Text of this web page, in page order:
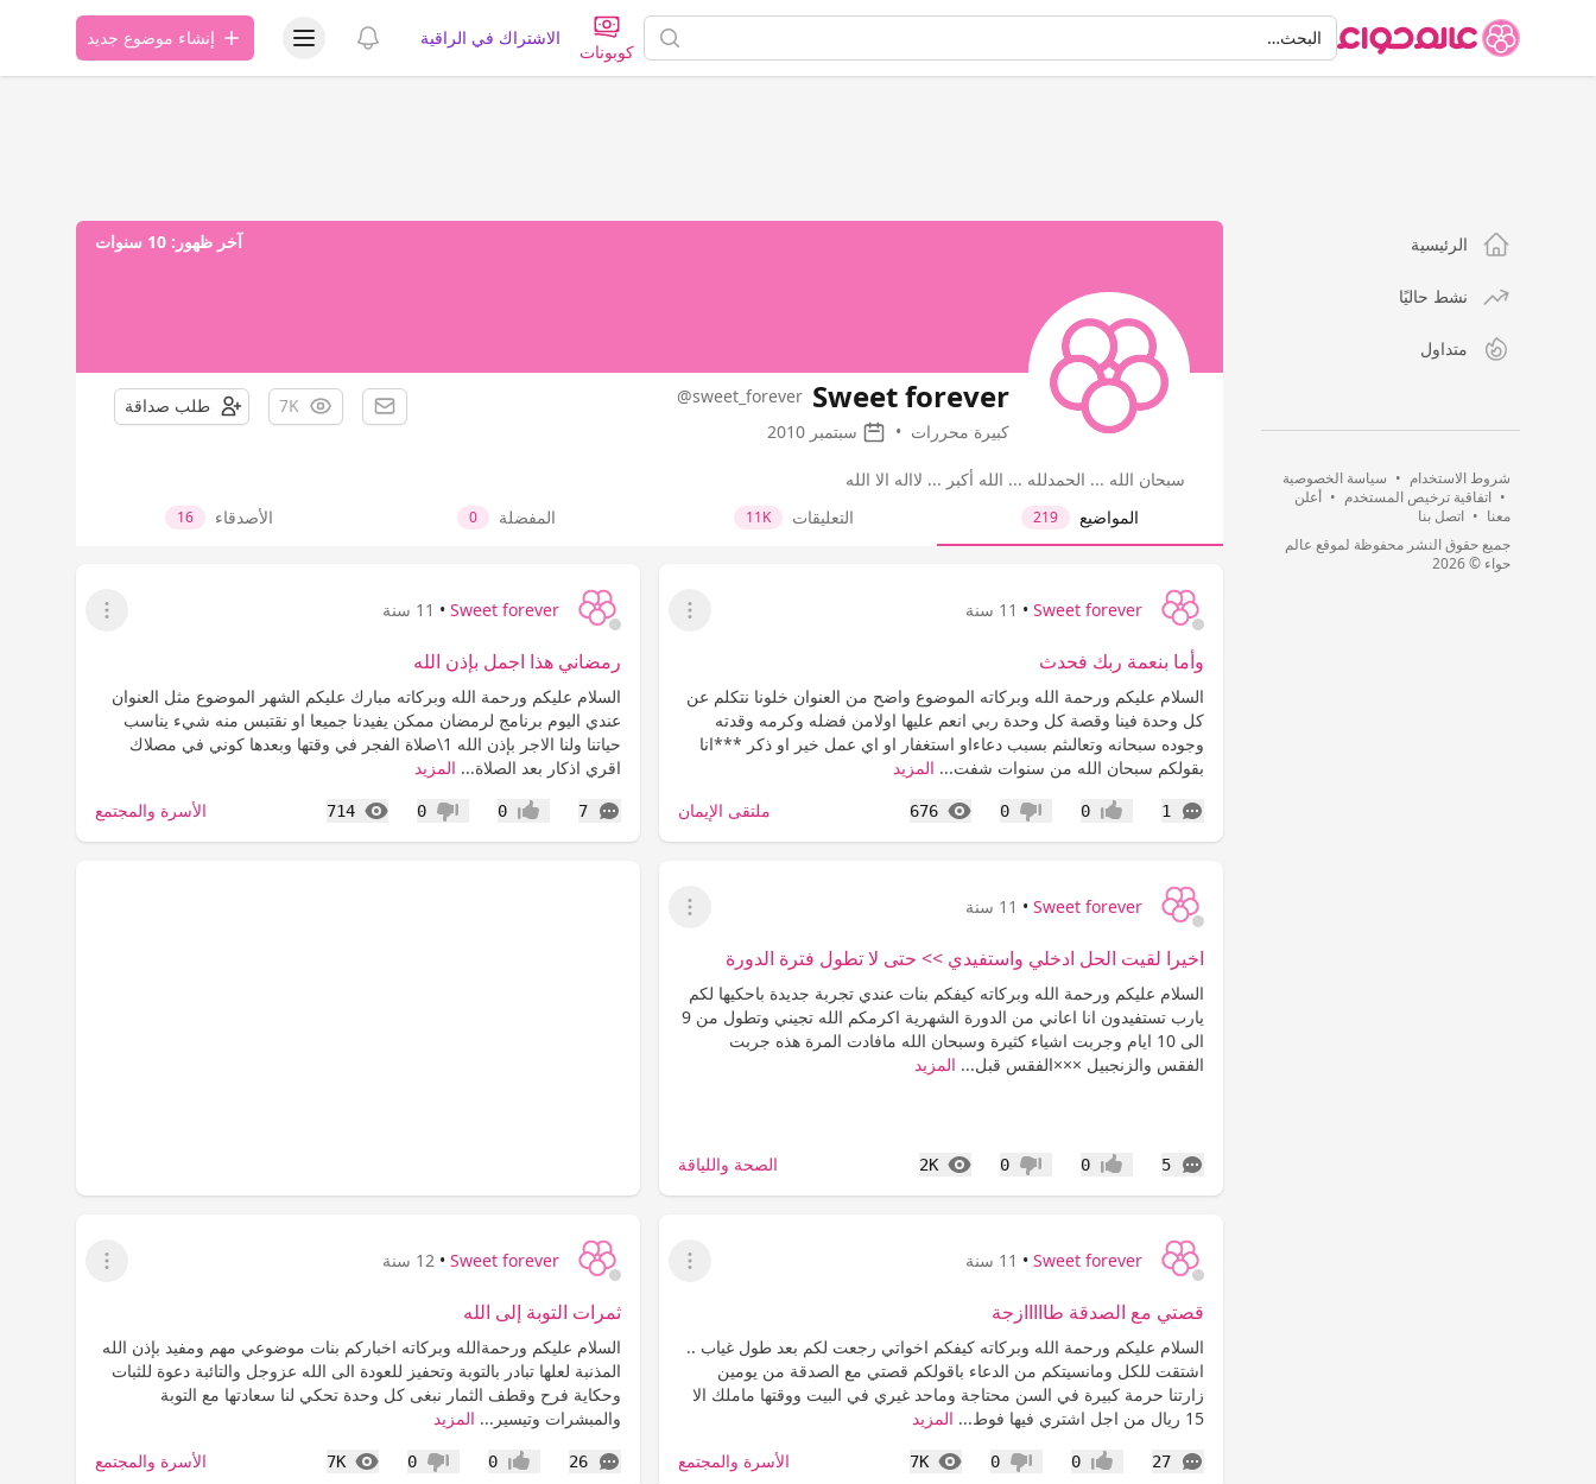
البحثالبحث…
كوبونات
الاشتراك في الراقية عرض الإشعاراتعرض قائمة المستخدمإنشاء موضوع جديد
الرئيسية
نشط حاليًا
متداول
شروط الاستخدام • سياسة الخصوصية
• اتفاقية ترخيص المستخدم • أعلن
معنا • اتصل بنا
جميع حقوق النشر محفوظة لموقع عالم
حواء © 2026
آخر ظهور: 10 سنوات
Sweet forever
@sweet_forever
كبيرة محررات • سبتمبر 2010
7K طلب صداقة
سبحان الله ... الحمدلله ... الله أكبر ... لااله الا الله
المواضيع
219 التعليقات 11K المفضلة 0 الأصدقاء 16
Sweet forever
• 11 سنة
عرض القائمة
وأما بنعمة ربك فحدث
السلام عليكم ورحمة الله وبركاته الموضوع واضح من العنوان خلونا نتكلم عن
كل وحدة فينا وقصة كل وحدة ربي انعم عليها اولامن فضله وكرمه وقدته
وجوده سبحانه وتعالىثم بسبب دعاءاو استغفار او اي عمل خير او ذكر ***انا
بقولكم سبحان الله من سنوات شفت... المزيد
1
التعليقات إعجاب0 عدم إعجاب
0
676
المشاهدات ملتقى الإيمان
Sweet forever
• 11 سنة
عرض القائمة
رمضاني هذا اجمل بإذن الله
السلام عليكم ورحمة الله وبركاته مبارك عليكم الشهر الموضوع مثل العنوان
عندي اليوم برنامج لرمضان ممكن يفيدنا جميعا او نقتبس منه شيء يناسب
حياتنا ولنا الاجر بإذن الله 1\صلاة الفجر في وقتها وبعدها كوني في مصلاك
اقري اذكار بعد الصلاة... المزيد
7
التعليقات إعجاب0 عدم إعجاب
0
714
المشاهدات الأسرة والمجتمع
Sweet forever
• 11 سنة
عرض القائمة
اخيرا لقيت الحل ادخلي واستفيدي >> حتى لا تطول فترة الدورة
السلام عليكم ورحمة الله وبركاته كيفكم بنات عندي تجربة جديدة باحكيها لكم
يارب تستفيدون انا اعاني من الدورة الشهرية اكرمكم الله تجيني وتطول من 9
الى 10 ايام وجربت اشياء كثيرة وسبحان الله مافادت المرة هذه جربت
الفقس والزنجبيل ×××الفقس قبل... المزيد
5
التعليقات إعجاب0 عدم إعجاب
0
2K
المشاهدات الصحة واللياقة
Sweet forever
• 11 سنة
عرض القائمة
قصتي مع الصدقة طااااازجة
السلام عليكم ورحمة الله وبركاته كيفكم اخواتي رجعت لكم بعد طول غياب ..
اشتقت للكل ومانسيتكم من الدعاء باقولكم قصتي مع الصدقة من يومين
زارتنا حرمة كبيرة في السن محتاجة وماحد غيري في البيت ووقتها ماملك الا
15 ريال من اجل اشتري فيها فوط...
المزيد
27
التعليقات إعجاب0 عدم إعجاب
0
7K
المشاهدات الأسرة والمجتمع
Sweet forever
• 12 سنة
عرض القائمة
ثمرات التوبة إلى الله
السلام عليكم ورحمةالله وبركاته اخباركم بنات موضوعي مهم ومفيد بإذن الله
المذنبة لعلها تبادر بالتوبة وتحفيز للعودة الى الله عزوجل والتائبة دعوة للثبات
وحكاية فرح وقطف الثمار نبغى كل وحدة تحكي لنا سعادتها مع التوبة
والمبشرات وتيسير... المزيد
26
التعليقات إعجاب0 عدم إعجاب
0
7K
المشاهدات الأسرة والمجتمع